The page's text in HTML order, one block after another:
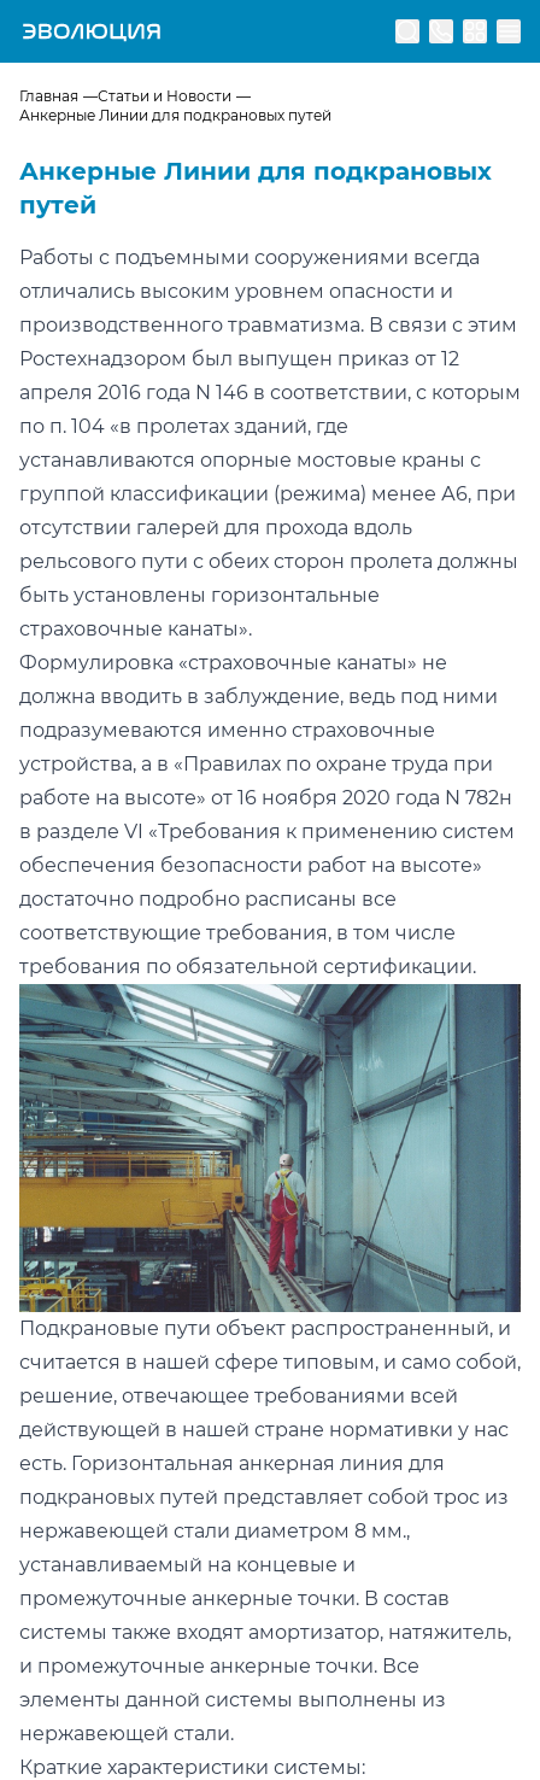
Перейти на главную страницу
Главная
Статьи и Новости
Анкерные Линии для подкрановых путей
Анкерные Линии для подкрановых
путей
Работы с подъемными сооружениями всегда
отличались высоким уровнем опасности и
производственного травматизма. В связи с этим
Ростехнадзором был выпущен приказ от 12
апреля 2016 года N 146 в соответствии, с которым
по п. 104 «в пролетах зданий, где
устанавливаются опорные мостовые краны с
группой классификации (режима) менее А6, при
отсутствии галерей для прохода вдоль
рельсового пути с обеих сторон пролета должны
быть установлены горизонтальные
страховочные канаты».
Формулировка «страховочные канаты» не
должна вводить в заблуждение, ведь под ними
подразумеваются именно страховочные
устройства, а в «Правилах по охране труда при
работе на высоте» от 16 ноября 2020 года N 782н
в разделе VI «Требования к применению систем
обеспечения безопасности работ на высоте»
достаточно подробно расписаны все
соответствующие требования, в том числе
требования по обязательной сертификации.
Подкрановые пути объект распространенный, и
считается в нашей сфере типовым, и само собой,
решение, отвечающее требованиями всей
действующей в нашей стране нормативки у нас
есть. Горизонтальная анкерная линия для
подкрановых путей представляет собой трос из
нержавеющей стали диаметром 8 мм.,
устанавливаемый на концевые и
промежуточные анкерные точки. В состав
системы также входят амортизатор, натяжитель,
и промежуточные анкерные точки. Все
элементы данной системы выполнены из
нержавеющей стали.
Краткие характеристики системы: